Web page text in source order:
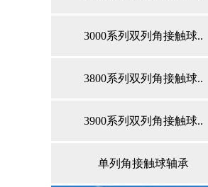
3000系列双列角接触球..
3800系列双列角接触球..
3900系列双列角接触球..
单列角接触球轴承